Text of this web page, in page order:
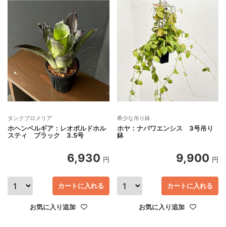
タンクブロメリア
ホヘンベルギア：レオポルドホル
スティ ブラック 3.5号
6,930 円
カートに入れる
お気に入り追加
希少な吊り鉢
ホヤ：ナバワエンシス 3号吊り
鉢
9,900 円
カートに入れる
お気に入り追加